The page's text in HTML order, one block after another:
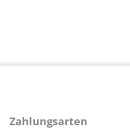
Zahlungsarten